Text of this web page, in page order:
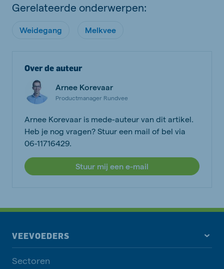
Gerelateerde onderwerpen:
Weidegang Melkvee
Over de auteur
Arnee Korevaar
Productmanager Rundvee
Arnee Korevaar is mede-auteur van dit artikel.
Heb je nog vragen? Stuur een mail of bel via
06-11716429.
Stuur mij een e-mail
VEEVOEDERS
Sectoren